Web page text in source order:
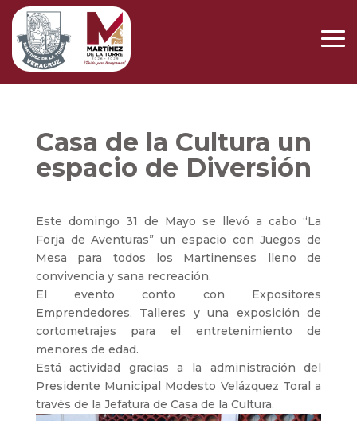
Casa de la Cultura un
espacio de Diversión
Este domingo 31 de Mayo se llevó a cabo “La
Forja de Aventuras” un espacio con Juegos de
Mesa para todos los Martinenses lleno de
convivencia y sana recreación.
El evento conto con Expositores
Emprendedores, Talleres y una exposición de
cortometrajes para el entretenimiento de
menores de edad.
Está actividad gracias a la administración del
Presidente Municipal Modesto Velázquez Toral a
través de la Jefatura de Casa de la Cultura.